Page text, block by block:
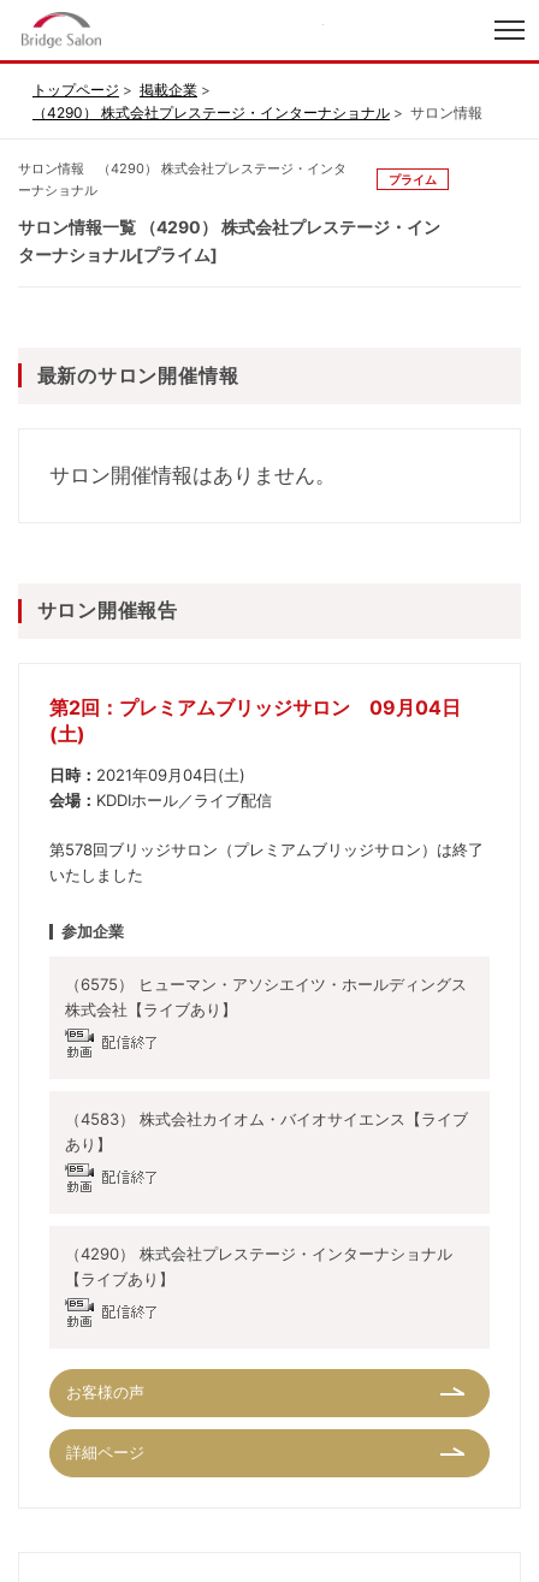
トップページ
掲載企業
（4290） 株式会社プレステージ・インターナショナル
サロン情報
サロン情報 （4290） 株式会社プレステージ・インタ
ーナショナル
プライム
サロン情報一覧 （4290） 株式会社プレステージ・イン
ターナショナル[プライム]
最新のサロン開催情報
サロン開催情報はありません。
サロン開催報告
第2回：プレミアムブリッジサロン 09月04日
(土)
日時： 2021年09月04日(土)
会場： KDDIホール／ライブ配信
第578回ブリッジサロン（プレミアムブリッジサロン）は終了
いたしました
参加企業
（6575） ヒューマン・アソシエイツ・ホールディングス
株式会社【ライブあり】
（4583） 株式会社カイオム・バイオサイエンス【ライブ
あり】
（4290） 株式会社プレステージ・インターナショナル
【ライブあり】
お客様の声
詳細ページ